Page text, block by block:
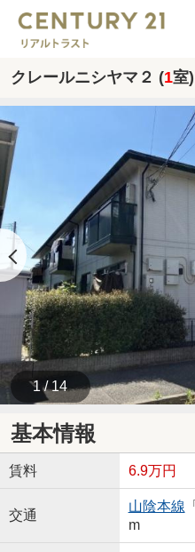
クレールニシヤマ２ (1室)
1 / 14
基本情報
賃料 6.9万円
交通
山陰本線 「
m